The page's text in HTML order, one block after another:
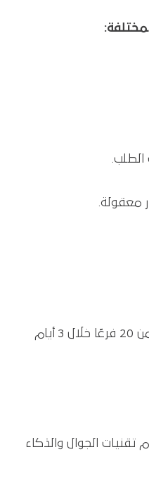
الطلب.
معقولة.
تنفيذ سريع، مثل دمج أكثر من 20 فرعًا خلال 3 أيام
الجوال والذكاء